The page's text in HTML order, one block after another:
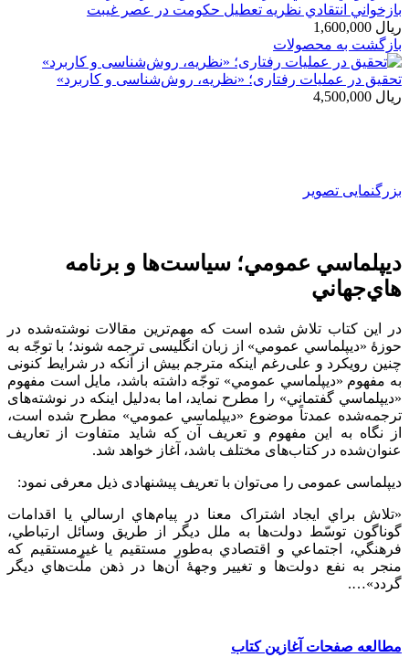
بازخواني انتقادي نظريه تعطيل حكومت در عصر غيبت
ریال
بازگشت به محصولات
تحقیق در عملیات رفتاری؛ «نظریه، روش‌شناسی و کاربرد»
ریال
بزرگنمایی تصویر
ديپلماسي عمومي؛ سياست‌ها و برنامه
هاي‌جهاني
در این کتاب تلاش شده است که مهم‌ترین مقالات نوشته‌شده در
حوزۀ «ديپلماسي عمومي» از زبان انگلیسی ترجمه شوند؛ با توجّه به
چنین رویکرد و علی‌رغم اینکه مترجم بیش از آنکه در شرایط کنونی
به مفهوم «ديپلماسي عمومي» توجّه داشته باشد، مایل است مفهوم
«ديپلماسي گفتماني»‌ را مطرح نماید، اما به‌دلیل اینکه در نوشته‌های
ترجمه‌شده عمدتاً موضوع «ديپلماسي عمومي» مطرح شده است،
از نگاه به این مفهوم و تعریف آن که شاید متفاوت از تعاریف
عنوان‌شده در کتاب‌های مختلف باشد، آغاز خواهد شد.
دیپلماسی عمومی را می‌توان با تعریف پیشنهادی ذیل معرفی نمود:
«تلاش براي ايجاد اشتراک معنا در پيام‌هاي ارسالي يا اقدامات
گوناگون توسّط دولت‌ها به ملل ديگر از طريق وسائل ارتباطي،
فرهنگي، اجتماعي و اقتصادي به‌طور مستقيم يا غيرمستقيم که
منجر به نفع دولت‌ها و تغيير وجهۀ آن‌ها در ذهن ملّت‌هاي ديگر
گردد»….
مطالعه صفحات آغازين كتاب